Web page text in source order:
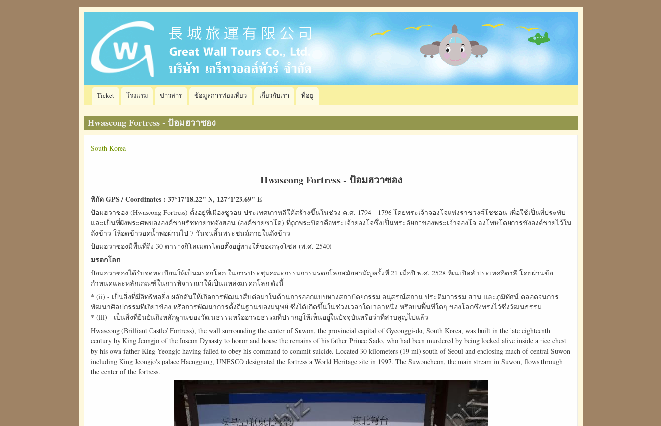
Main
navigation
Ticket โรงแรม ข่าวสาร ข้อมูลการท่องเที่ยว เกี่ยวกับเรา ที่อยู่
Hwaseong Fortress - ป้อมฮวาซอง
South Korea
Hwaseong Fortress - ป้อมฮวาซอง
พิกัด GPS / Coordinates : 37°17'18.22" N, 127°1'23.69" E
ป้อมฮวาซอง (Hwaseong Fortress) ตั้งอยู่ที่เมืองซูวอน ประเทศเกาหลีใต้สร้างขึ้นในช่วง ค.ศ. 1794 - 1796 โดยพระเจ้าจองโจแห่งราชวงศ์โชซอน เพื่อใช้เป็นที่ประทับ
และเป็นที่ฝังพระศพขององค์ชายรัชทายาทจังฮอน (องค์ชายซาโด) ที่ถูกพระบิดาคือพระเจ้ายองโจซึ่งเป็นพระอัยกาของพระเจ้าจองโจ ลงโทษโดยการขังองค์ชายไว้ใน
ถังข้าว ให้อดข้าวอดน้ำพอผ่านไป 7 วันจนสิ้นพระชนม์ภายในถังข้าว
ป้อมฮวาซองมีพื้นที่ถึง 30 ตารางกิโลเมตรโดยตั้งอยู่ทางใต้ของกรุงโซล (พ.ศ. 2540)
มรดกโลก
ป้อมฮวาซองได้รับจดทะเบียนให้เป็นมรดกโลก ในการประชุมคณะกรรมการมรดกโลกสมัยสามัญครั้งที่ 21 เมื่อปี พ.ศ. 2528 ที่เนเปิลส์ ประเทศอิตาลี โดยผ่านข้อ
กำหนดและหลักเกณฑ์ในการพิจารณาให้เป็นแหล่งมรดกโลก ดังนี้
* (ii) - เป็นสิ่งที่มีอิทธิพลยิ่ง ผลักดันให้เกิดการพัฒนาสืบต่อมาในด้านการออกแบบทางสถาปัตยกรรม อนุสรณ์สถาน ประติมากรรม สวน และภูมิทัศน์ ตลอดจนการ
พัฒนาศิลปกรรมที่เกี่ยวข้อง หรือการพัฒนาการตั้งถิ่นฐานของมนุษย์ ซึ่งได้เกิดขึ้นในช่วงเวลาใดเวลาหนึ่ง หรือบนพื้นที่ใดๆ ของโลกซึ่งทรงไว้ซึ่งวัฒนธรรม
* (iii) - เป็นสิ่งที่ยืนยันถึงหลักฐานของวัฒนธรรมหรืออารยธรรมที่ปรากฏให้เห็นอยู่ในปัจจุบันหรือว่าที่สาบสูญไปแล้ว
Hwaseong (Brilliant Castle/ Fortress), the wall surrounding the center of Suwon, the provincial capital of Gyeonggi-do, South Korea, was built in the late eighteenth
century by King Jeongjo of the Joseon Dynasty to honor and house the remains of his father Prince Sado, who had been murdered by being locked alive inside a rice chest
by his own father King Yeongjo having failed to obey his command to commit suicide. Located 30 kilometers (19 mi) south of Seoul and enclosing much of central Suwon
including King Jeongjo's palace Haenggung, UNESCO designated the fortress a World Heritage site in 1997. The Suwoncheon, the main stream in Suwon, flows through
the center of the fortress.